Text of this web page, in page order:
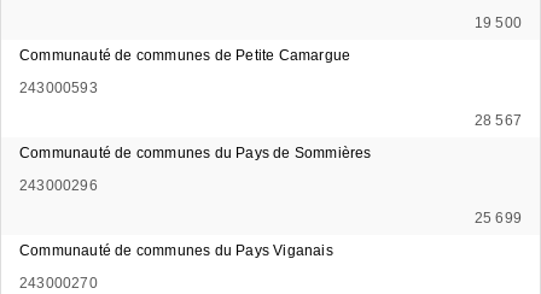
19 500
Communauté de communes de Petite Camargue
243000593
28 567
Communauté de communes du Pays de Sommières
243000296
25 699
Communauté de communes du Pays Viganais
243000270